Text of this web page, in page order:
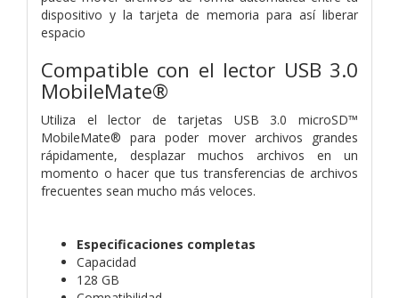
dispositivo y la tarjeta de memoria para así liberar
espacio
Compatible con el lector USB 3.0
MobileMate®
Utiliza el lector de tarjetas USB 3.0 microSD™
MobileMate® para poder mover archivos grandes
rápidamente, desplazar muchos archivos en un
momento o hacer que tus transferencias de archivos
frecuentes sean mucho más veloces.
Especificaciones completas
Capacidad
128 GB